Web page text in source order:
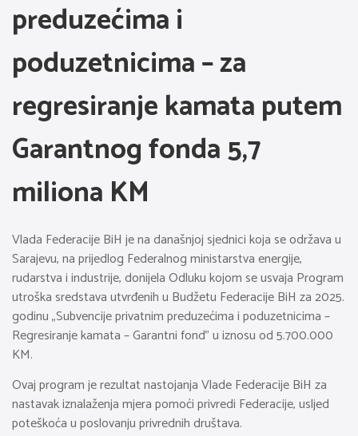
preduzećima i
poduzetnicima – za
regresiranje kamata putem
Garantnog fonda 5,7
miliona KM
Vlada Federacije BiH je na današnjoj sjednici koja se održava u
Sarajevu, na prijedlog Federalnog ministarstva energije,
rudarstva i industrije, donijela Odluku kojom se usvaja Program
utroška sredstava utvrđenih u Budžetu Federacije BiH za 2025.
godinu „Subvencije privatnim preduzećima i poduzetnicima –
Regresiranje kamata – Garantni fond” u iznosu od 5.700.000
KM.
Ovaj program je rezultat nastojanja Vlade Federacije BiH za
nastavak iznalaženja mjera pomoći privredi Federacije, usljed
poteškoća u poslovanju privrednih društava.